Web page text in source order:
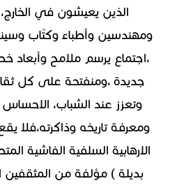
الذين يعيشون في
ومهندسين وأطباء وكتّاب
،اجتماع يرسم ملامح وأبعاد
جديدة ،ومنفتحة على كل
وتعزز عند الشباب، الاحساس
ومعرفة تاريخه وذاكرته،فلا
الارهابية السلفية الفاشية
بديلة ) مؤلفة من المثقفين